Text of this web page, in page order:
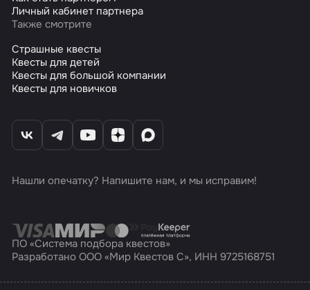
Личный кабинет партнера
Также смотрите
Страшные квесты
Квесты для детей
Квесты для большой компании
Квесты для новичков
Нашли опечатку? Напишите нам, и мы исправим!
ПО «Система подбора квестов»
Разработано ООО «Мир Квестов С», ИНН 9725168751